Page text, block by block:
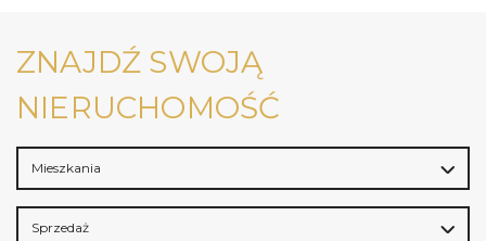
ZNAJDŹ SWOJĄ
NIERUCHOMOŚĆ
Mieszkania
Sprzedaż